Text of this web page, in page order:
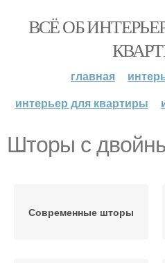
ВСЁ ОБ
главная
интерьер для квартиры
Шторы с
Современные шторы